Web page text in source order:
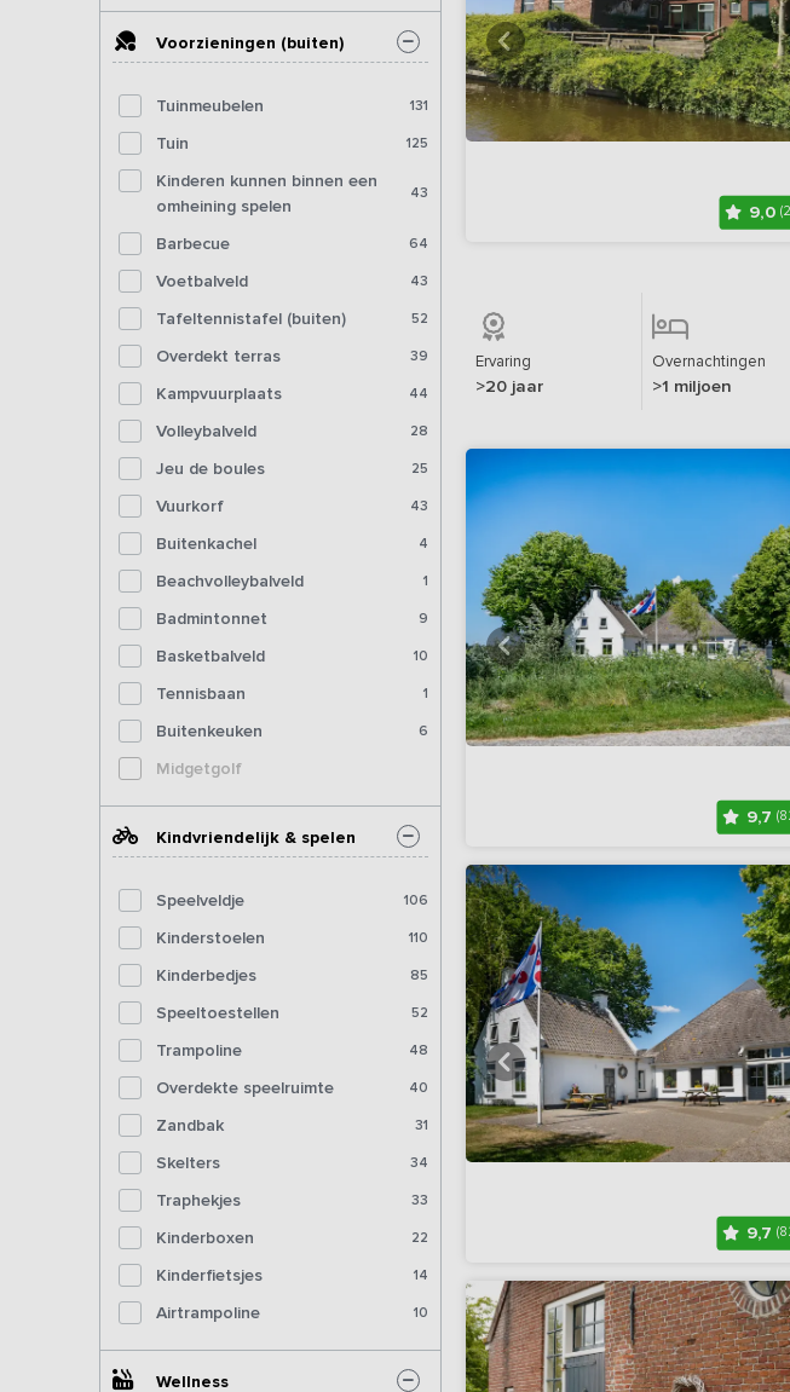
Voorzieningen (buiten)
Tuinmeubelen 131
Tuin 125
Kinderen kunnen binnen een
omheining spelen
43
Barbecue 64
Voetbalveld 43
Tafeltennistafel (buiten) 52
Overdekt terras 39
Kampvuurplaats 44
Volleybalveld 28
Jeu de boules 25
Vuurkorf 43
Buitenkachel 4
Beachvolleybalveld 1
Badmintonnet 9
Basketbalveld 10
Tennisbaan 1
Buitenkeuken 6
Midgetgolf
Kindvriendelijk & spelen
Speelveldje 106
Kinderstoelen 110
Kinderbedjes 85
Speeltoestellen 52
Trampoline 48
Overdekte speelruimte 40
Zandbak 31
Skelters 34
Traphekjes 33
Kinderboxen 22
Kinderfietsjes 14
Airtrampoline 10
Wellness
9,0
Ervaring
>20 jaar
Overnachtingen
>1 miljoen
9,7
9,7